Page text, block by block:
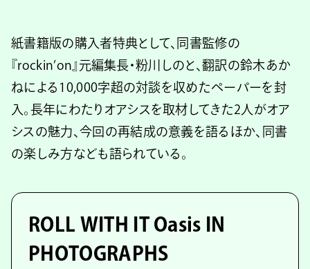
紙書籍版の購入者特典として、同書監修の
『rockin’on』元編集長・粉川しのと、翻訳の鈴木あか
ねによる10,000字超の対談を収めたペーパーを封
入。長年にわたりオアシスを取材してきた2人がオア
シスの魅力、今回の再結成の意義を語るほか、同書
の楽しみ方なども語られている。
ROLL WITH IT Oasis IN
PHOTOGRAPHS